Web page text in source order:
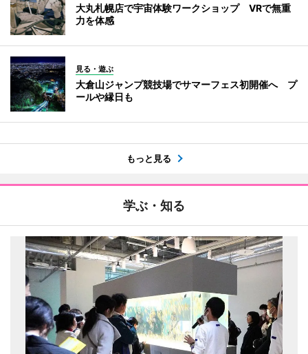
大丸札幌店で宇宙体験ワークショップ VRで無重
力を体感
見る・遊ぶ
大倉山ジャンプ競技場でサマーフェス初開催へ プ
ールや縁日も
もっと見る
学ぶ・知る